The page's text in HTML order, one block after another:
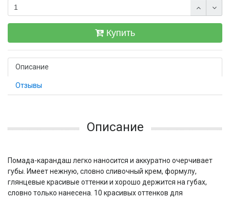
Купить
Описание
Отзывы
Описание
Помада-карандаш легко наносится и аккуратно очерчивает
губы. Имеет нежную, словно сливочный крем, формулу,
глянцевые красивые оттенки и хорошо держится на губах,
словно только нанесена. 10 красивых оттенков для